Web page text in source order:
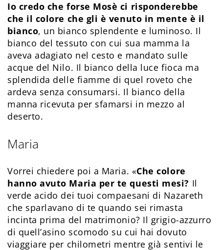
Io credo che forse Mosè ci risponderebbe
che il colore che gli è venuto in mente è il
bianco, un bianco splendente e luminoso. Il
bianco del tessuto con cui sua mamma la
aveva adagiato nel cesto e mandato sulle
acque del Nilo. Il bianco della luce fioca ma
splendida delle fiamme di quel roveto che
ardeva senza consumarsi. Il bianco della
manna ricevuta per sfamarsi in mezzo al
deserto.
Maria
Vorrei chiedere poi a Maria. «Che colore
hanno avuto Maria per te questi mesi? Il
verde acido dei tuoi compaesani di Nazareth
che sparlavano di te quando sei rimasta
incinta prima del matrimonio? Il grigio-azzurro
di quell’asino scomodo su cui hai dovuto
viaggiare per chilometri mentre già sentivi le